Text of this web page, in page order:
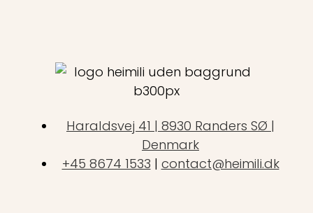
Haraldsvej 41 | 8930 Randers SØ |
Denmark
+45 8674 1533 | contact@heimili.dk